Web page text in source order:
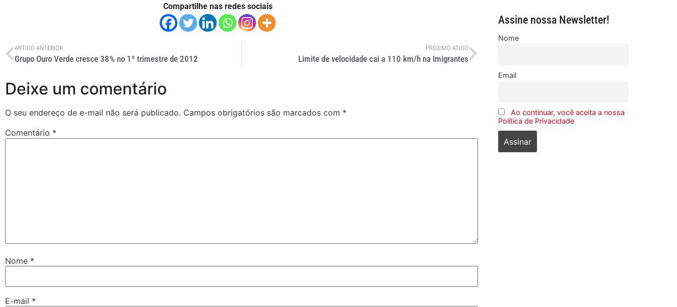
Compartilhe nas redes sociais
ARTIGO ANTERIOR
Grupo Ouro Verde cresce 38% no 1º trimestre de 2012
PRÓXIMO ATIGO
Limite de velocidade cai a 110 km/h na Imigrantes
Deixe um comentário
O seu endereço de e-mail não será publicado. Campos obrigatórios são marcados com *
Comentário *
Nome *
E-mail *
Assine nossa Newsletter!
Nome
Email
Ao continuar, você aceita a nossa
Política de Privacidade